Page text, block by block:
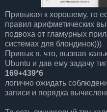
Привыкая к хорошему, то
правил арифметических
подвоха от гламурных
системах для блондинок)))
Привык я, что, вызвав
Ubuntu и дав ему задачу
169+439*6
логично ожидать
записи и порядка